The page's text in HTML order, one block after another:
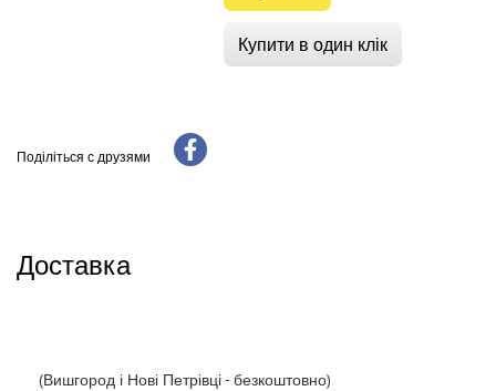
Купити в один клік
Поділіться с друзями
Доставка
(Вишгород і Нові Петрівці - безкоштовно)